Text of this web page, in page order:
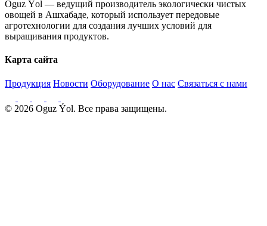
Oguz Ýol — ведущий производитель экологически чистых
овощей в Ашхабаде, который использует передовые
агротехнологии для создания лучших условий для
выращивания продуктов.
Карта сайта
Продукция Новости Оборудование О нас Связаться с нами
© 2026 Oguz Ýol. Все права защищены.